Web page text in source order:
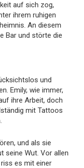
auf sich zog,
ihrem ruhigen
An diesem
Bar und störte die
und
Emily, wie immer,
ihre Arbeit, doch
mit Tattoos
und als sie
seine Wut. Vor allen
es mit einer